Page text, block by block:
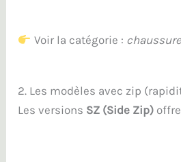
Voir la catégorie :
2. Les modèles avec zip
Les versions SZ (Side Zip)